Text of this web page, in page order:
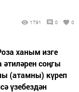
1791 0 0
ханым изге
соңгы
(атамны) күреп
үзебездән